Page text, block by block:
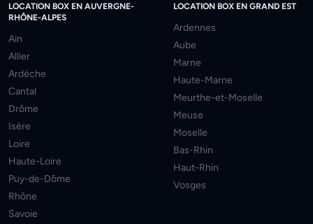
LOCATION BOX EN AUVERGNE-
RHÔNE-ALPES
Ain
Allier
Ardèche
Cantal
Drôme
Isère
Loire
Haute-Loire
Puy-de-Dôme
Rhône
Savoie
LOCATION BOX EN GRAND EST
Ardennes
Aube
Marne
Haute-Marne
Meurthe-et-Moselle
Meuse
Moselle
Bas-Rhin
Haut-Rhin
Vosges